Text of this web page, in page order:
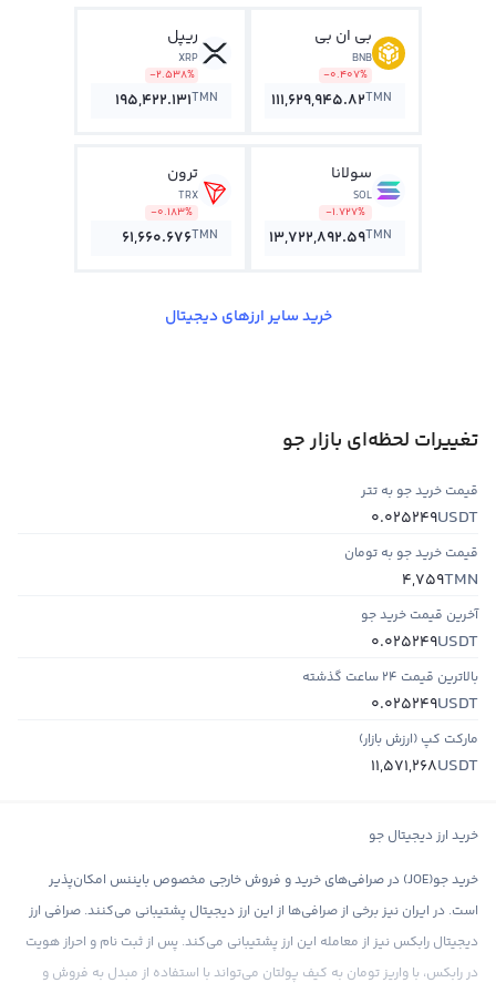
بی ان بی
BNB
-0.407%
111,629,945.82TMN
ریپل
XRP
-2.538%
195,422.131TMN
سولانا
SOL
-1.727%
13,722,892.59TMN
ترون
TRX
-0.183%
61,660.676TMN
خرید سایر ارزهای دیجیتال
تغییرات لحظه‌ای بازار جو
قیمت خرید جو به تتر
USDT
0.025249
قیمت خرید جو به تومان
TMN
4,759
آخرین قیمت خرید جو
USDT
0.025249
بالاترین قیمت ۲۴ ساعت گذشته
USDT
0.025249
مارکت کپ (ارزش بازار)
USDT
11,571,268
خرید ارز دیجیتال جو
خرید جو(JOE) در صرافی‌های خرید و فروش خارجی مخصوص بایننس امکان‌پذیر
است. در ایران نیز برخی از صرافی‌ها از این ارز دیجیتال پشتیبانی می‌کنند. صرافی ارز
دیجیتال رابکس نیز از معامله این ارز پشتیبانی می‌کند. پس از ثبت نام و احراز هویت
در رابکس، با واریز تومان به کیف پولتان می‌تواند با استفاده از مبدل به فروش و